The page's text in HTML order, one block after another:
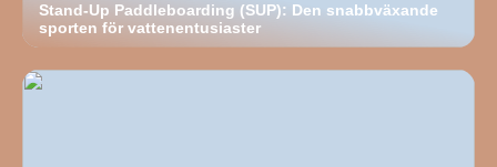
Stand-Up Paddleboarding (SUP): Den snabbväxande
sporten för vattenentusiaster